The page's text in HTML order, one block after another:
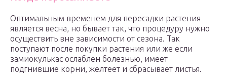
Оптимальным временем для пересадки растения
является весна, но бывает так, что процедуру нужно
осуществить вне зависимости от сезона. Так
поступают после покупки растения или же если
замиокулькас ослаблен болезнью, имеет
подгнившие корни, желтеет и сбрасывает листья.